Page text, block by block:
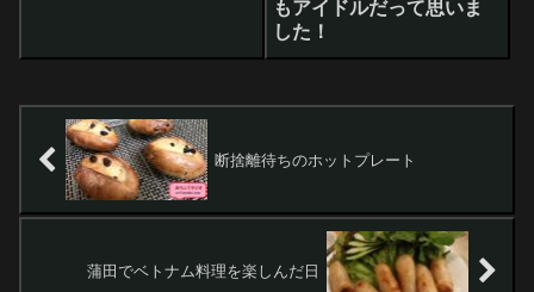
もアイドルだって思いま
した！
断捨離待ちのホットプレート
蒲田でベトナム料理を楽しんだ日